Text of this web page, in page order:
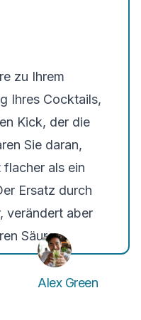
zu Ihrem
Ihres Cocktails,
Kick, der die
Sie daran,
als ein
Ersatz durch
verändert aber
Säure.
Alex Green